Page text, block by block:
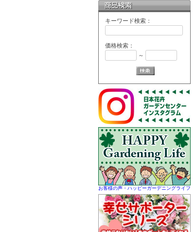
キーワード検索：
価格検索：
～
お客様の声・ハッピーガーデニングライフ